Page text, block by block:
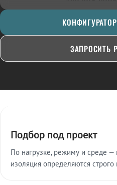
ЗАПРОСИТЬ
Подбор под проект
По нагрузке, режиму и среде
изоляция определяются строго